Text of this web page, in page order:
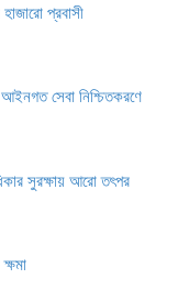
প্রবাসী
সেবা নিশ্চিতকরণে
সুরক্ষায় আরো তৎপর